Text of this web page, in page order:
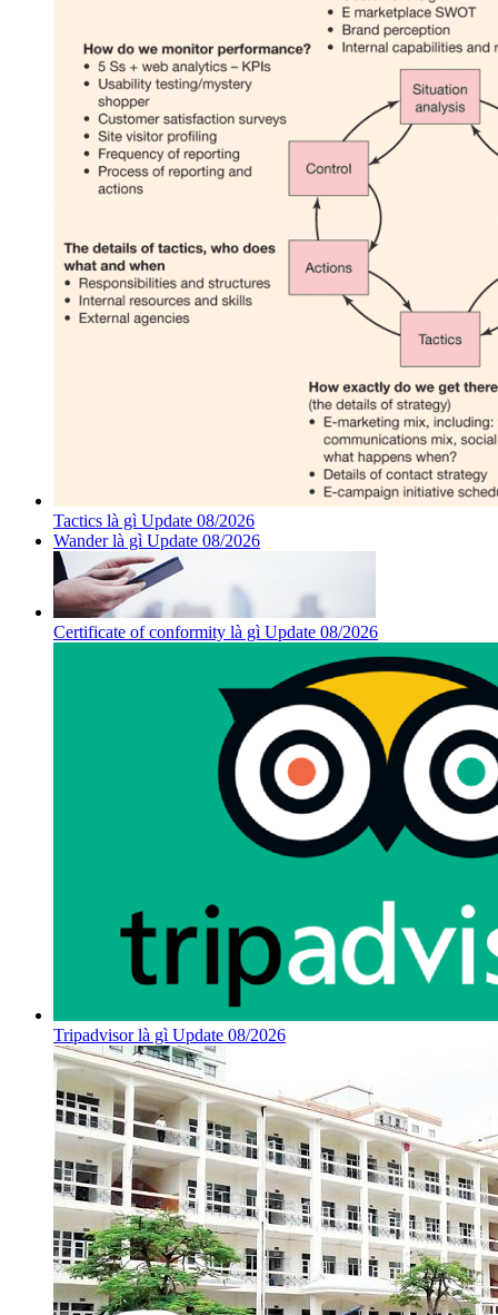
Tactics là gì Update 08/2026
Wander là gì Update 08/2026
Certificate of conformity là gì Update 08/2026
Tripadvisor là gì Update 08/2026